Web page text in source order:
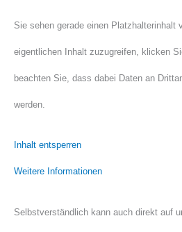
Sie sehen gerade einen Platzhalterinhalt
eigentlichen Inhalt zuzugreifen, klicken
beachten Sie, dass dabei Daten an
werden.
Inhalt entsperren
Weitere Informationen
Selbstverständlich kann auch direkt auf